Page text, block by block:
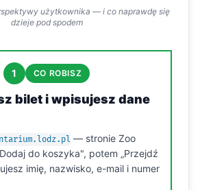
użytkownika — i co naprawdę się
dzieje pod spodem
1 CO ROBISZ
bilet i wpisujesz dane
— stronie Zoo
do koszyka", potem „Przejdź
imię, nazwisko, e-mail i numer